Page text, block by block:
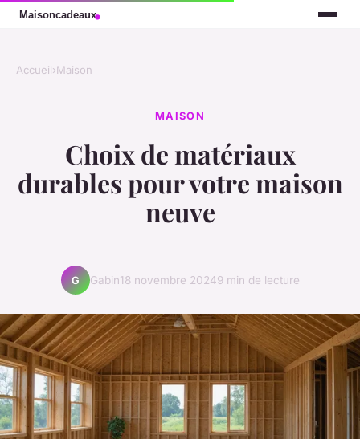
Accueil›Maison
MAISON
Choix de matériaux
durables pour votre maison
neuve
G Gabin18 novembre 20249 min de lecture